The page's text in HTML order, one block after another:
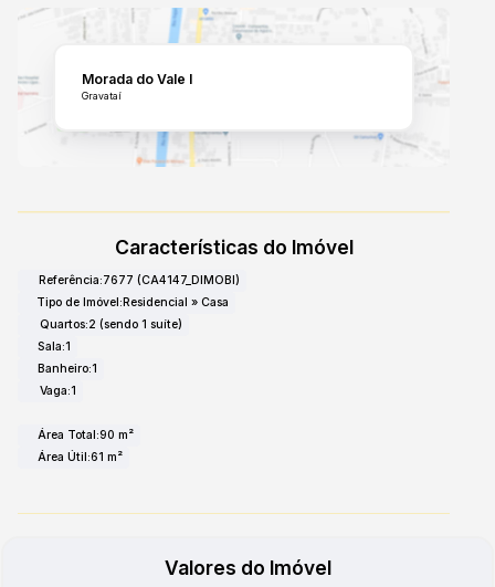
pode ser sua por apenas R$ 334.000. Agende uma visita e
descubra o lar dos seus sonhos!
Morada do Vale I
Gravataí
Características do Imóvel
Referência:7677 (CA4147_DIMOBI)
Tipo de Imóvel:Residencial » Casa
Quartos:2 (sendo 1 suíte)
Sala:1
Banheiro:1
Vaga:1
Área Total:90 m²
Área Útil:61 m²
Valores do Imóvel